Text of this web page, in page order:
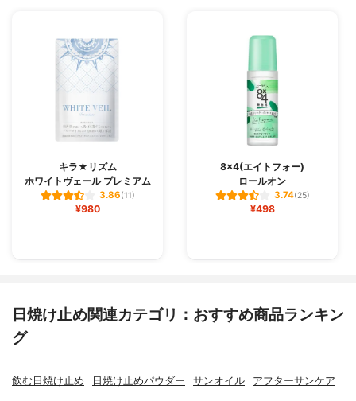
キラ★リズム
ホワイトヴェール プレミアム
3.86(11)
¥980
8×4(エイトフォー)
ロールオン
3.74(25)
¥498
日焼け止め関連カテゴリ：おすすめ商品ランキン
グ
飲む日焼け止め 日焼け止めパウダー サンオイル アフターサンケア